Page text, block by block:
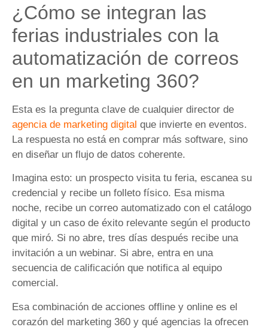
¿Cómo se integran las
ferias industriales con la
automatización de correos
en un marketing 360?
Esta es la pregunta clave de cualquier director de
agencia de marketing digital que invierte en eventos.
La respuesta no está en comprar más software, sino
en diseñar un flujo de datos coherente.
Imagina esto: un prospecto visita tu feria, escanea su
credencial y recibe un folleto físico. Esa misma
noche, recibe un correo automatizado con el catálogo
digital y un caso de éxito relevante según el producto
que miró. Si no abre, tres días después recibe una
invitación a un webinar. Si abre, entra en una
secuencia de calificación que notifica al equipo
comercial.
Esa combinación de acciones offline y online es el
corazón del marketing 360 y qué agencias la ofrecen